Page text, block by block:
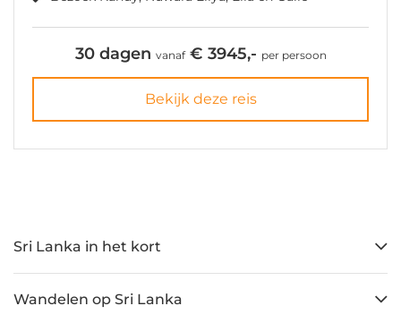
30 dagen vanaf€ 3945,- per persoon
Bekijk deze reis
Sri Lanka in het kort
Wandelen op Sri Lanka